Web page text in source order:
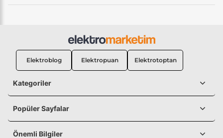
Elektroblog Elektropuan Elektrotoptan
Kategoriler
Popüler Sayfalar
Önemli Bilgiler